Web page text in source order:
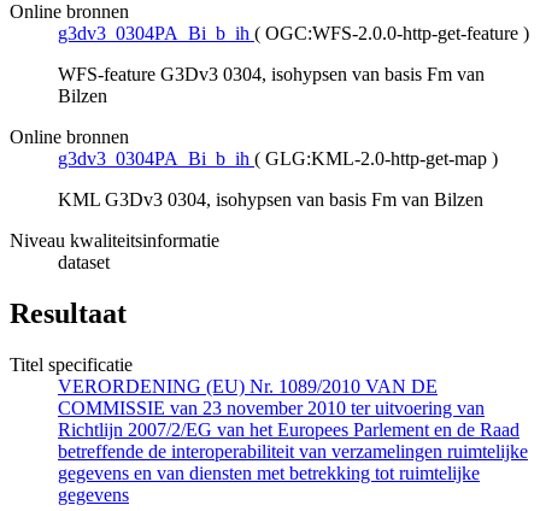
Online bronnen
g3dv3_0304PA_Bi_b_ih ( OGC:WFS-2.0.0-http-get-feature )
WFS-feature G3Dv3 0304, isohypsen van basis Fm van
Bilzen
Online bronnen
g3dv3_0304PA_Bi_b_ih ( GLG:KML-2.0-http-get-map )
KML G3Dv3 0304, isohypsen van basis Fm van Bilzen
Niveau kwaliteitsinformatie
dataset
Resultaat
Titel specificatie
VERORDENING (EU) Nr. 1089/2010 VAN DE
COMMISSIE van 23 november 2010 ter uitvoering van
Richtlijn 2007/2/EG van het Europees Parlement en de Raad
betreffende de interoperabiliteit van verzamelingen ruimtelijke
gegevens en van diensten met betrekking tot ruimtelijke
gegevens